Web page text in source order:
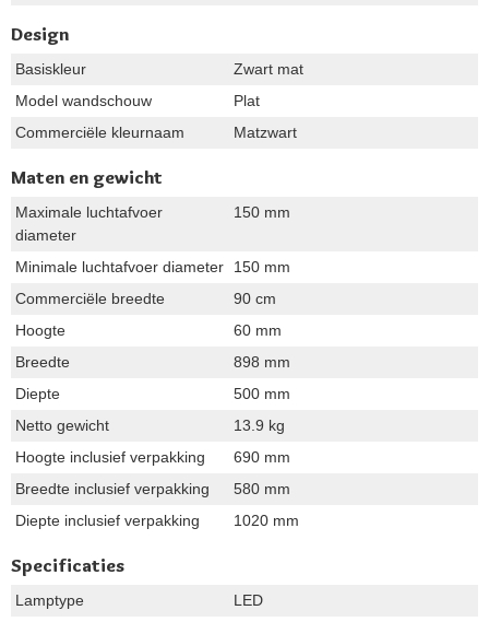
Design
Basiskleur
Zwart mat
Model wandschouw
Plat
Commerciële kleurnaam
Matzwart
Maten en gewicht
Maximale luchtafvoer
diameter
150 mm
Minimale luchtafvoer diameter
150 mm
Commerciële breedte
90 cm
Hoogte
60 mm
Breedte
898 mm
Diepte
500 mm
Netto gewicht
13.9 kg
Hoogte inclusief verpakking
690 mm
Breedte inclusief verpakking
580 mm
Diepte inclusief verpakking
1020 mm
Specificaties
Lamptype
LED